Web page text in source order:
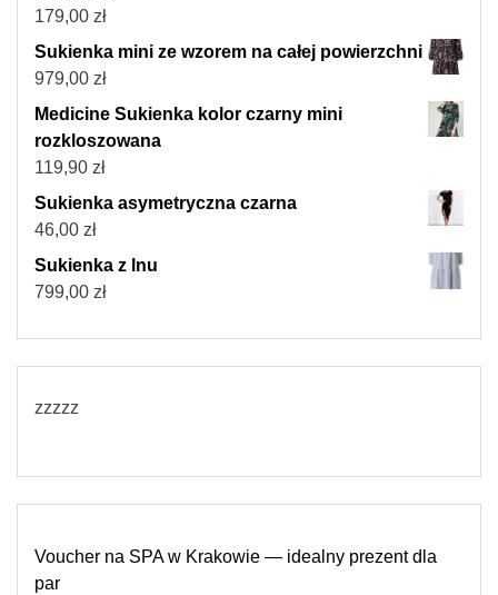
179,00 zł
Sukienka mini ze wzorem na całej powierzchni
979,00 zł
Medicine Sukienka kolor czarny mini
rozkloszowana
119,90 zł
Sukienka asymetryczna czarna
46,00 zł
Sukienka z lnu
799,00 zł
zzzzz
Voucher na SPA w Krakowie — idealny prezent dla
par